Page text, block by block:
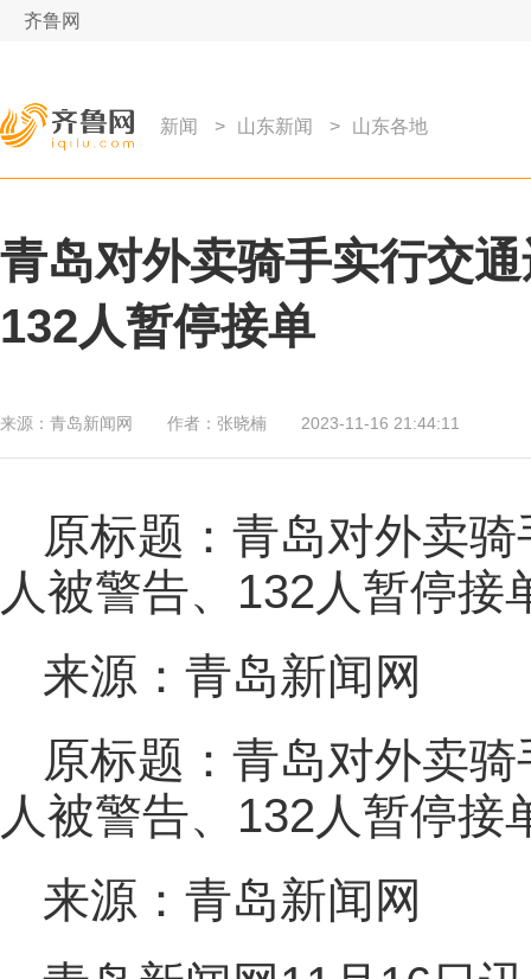
齐鲁网
新闻 > 山东新闻 > 山东各地
青岛对外卖骑手实行交
132人暂停接单
来源： 青岛新闻网 作者： 张晓楠 2023-11-16 21:44:11
原标题：青岛对外卖
人被警告、132人暂停接
来源：青岛新闻网
原标题：青岛对外卖
人被警告、132人暂停接
来源：青岛新闻网